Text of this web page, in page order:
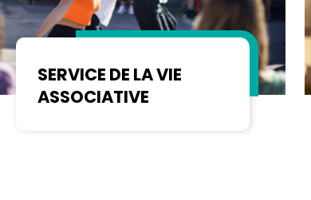
SERVICE DE LA VIE
ASSOCIATIVE